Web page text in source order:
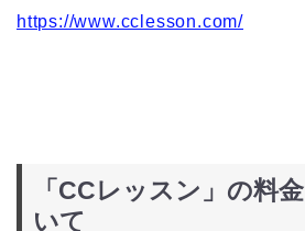
https://www.cclesson.com/
「CCレッスン」の料
いて